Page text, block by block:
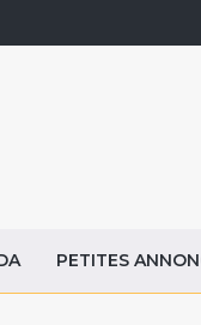
PETITES